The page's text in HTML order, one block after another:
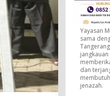
Yayasan
sama
dan
jenazah.